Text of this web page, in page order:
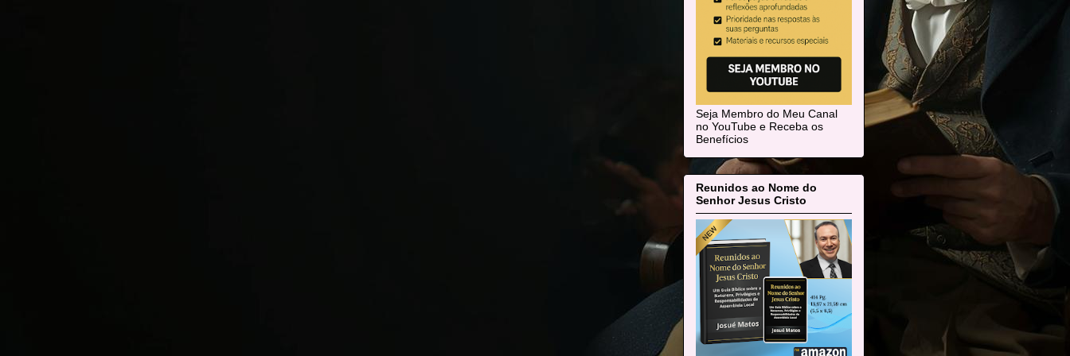
Seja Membro do Meu Canal
no YouTube e Receba os
Benefícios
Reunidos ao Nome do
Senhor Jesus Cristo